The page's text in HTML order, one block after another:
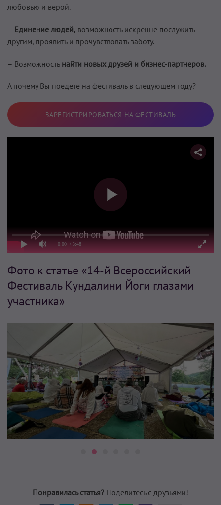
любовью и верой.
– Единение людей, возможность искренне послужить
другим, проявить и прочувствовать заботу.
– Возможность найти новых друзей и бизнес-партнеров.
А почему Вы поедете на фестиваль в следующем году?
ЗАРЕГИСТРИРОВАТЬСЯ НА ФЕСТИВАЛЬ
0:00 / 3:48
Фото к статье «14-й Всероссийский
Фестиваль Кундалини Йоги глазами
участника»
Понравилась статья? Поделитесь с друзьями!